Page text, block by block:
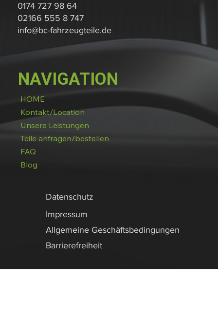
Datenschutz
Impressum
Allgemeine Geschäftsbedingungen
Barrierefreiheit
NAVIGATION
HOME
Kontakt/Location
Unsere Leistungen
Teile anfragen/bestellen
FAQ
Blog
0174 727 98 64
02166 555 8 747
info@bc-fahrzeugteile.de